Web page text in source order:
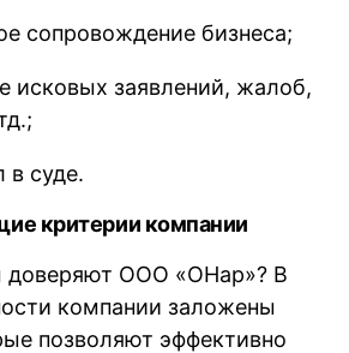
сопровождение бизнеса;
исковых заявлений, жалоб,
в суде.
критерии компании
доверяют ООО «ОНар»? В
компании заложены
позволяют эффективно